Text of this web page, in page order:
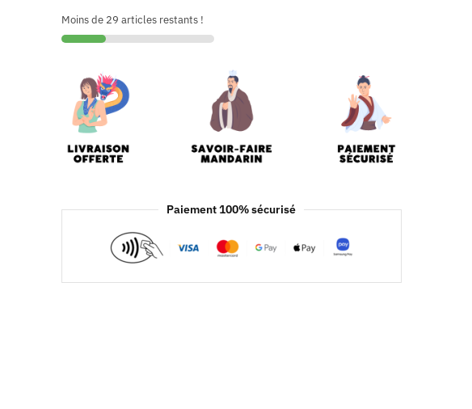
Moins de 29 articles restants !
Paiement 100% sécurisé